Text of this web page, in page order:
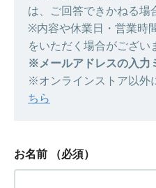
は、ご回答できかねる場
※内容や休業日・営業時
をいただく場合がござい
※メールアドレスの入力
※オンラインストア以外
ちら
お名前 （必須）